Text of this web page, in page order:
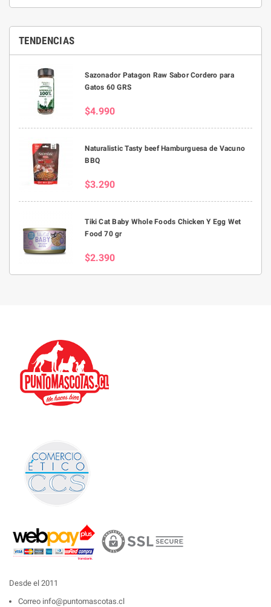
TENDENCIAS
Sazonador Patagon Raw Sabor Cordero para
Gatos 60 GRS
$4.990
Naturalistic Tasty beef Hamburguesa de Vacuno
BBQ
$3.290
Tiki Cat Baby Whole Foods Chicken Y Egg Wet
Food 70 gr
$2.390
Desde el 2011
Correo info@puntomascotas.cl